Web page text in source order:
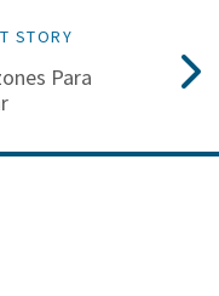
STORY
Para